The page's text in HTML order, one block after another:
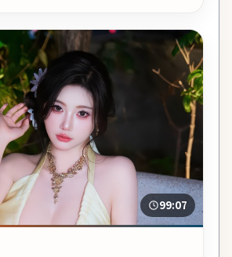
99:07